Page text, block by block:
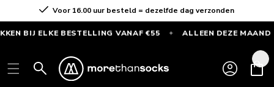
Skip to
Voor 16.00 uur besteld = dezelfde dag verzonden
BIJ ELKE BESTELLING VANAF €55 ✦ ALLEEN DEZE MAAND ✦
SPORTSOKKEN
bij
Log
in
Cart